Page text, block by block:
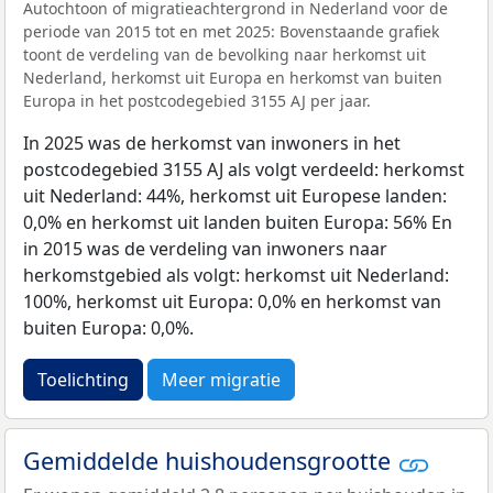
Autochtoon of migratieachtergrond in Nederland voor de
periode van 2015 tot en met 2025: Bovenstaande grafiek
toont de verdeling van de bevolking naar herkomst uit
Nederland, herkomst uit Europa en herkomst van buiten
Europa in het postcodegebied 3155 AJ per jaar.
In 2025 was de herkomst van inwoners in het
postcodegebied 3155 AJ als volgt verdeeld: herkomst
uit Nederland: 44%, herkomst uit Europese landen:
0,0% en herkomst uit landen buiten Europa: 56% En
in 2015 was de verdeling van inwoners naar
herkomstgebied als volgt: herkomst uit Nederland:
100%, herkomst uit Europa: 0,0% en herkomst van
buiten Europa: 0,0%.
Toelichting Meer migratie
Gemiddelde huishoudensgrootte